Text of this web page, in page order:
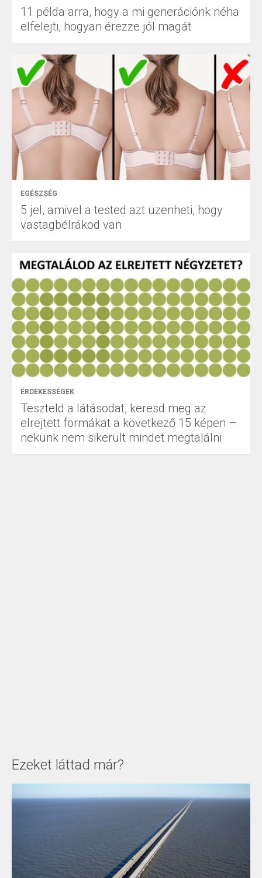
11 példa arra, hogy a mi generációnk néha
elfelejti, hogyan érezze jól magát
EGÉSZSÉG
5 jel, amivel a tested azt üzenheti, hogy
vastagbélrákod van
ÉRDEKESSÉGEK
Teszteld a látásodat, keresd meg az
elrejtett formákat a következő 15 képen –
nekünk nem sikerült mindet megtalálni
Ezeket láttad már?